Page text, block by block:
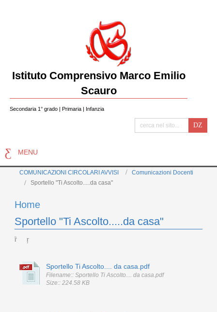
Istituto Comprensivo Marco Emilio
Scauro
Secondaria 1° grado | Primaria | Infanzia
MENU
COMUNICAZIONI CIRCOLARI AVVISI
Comunicazioni Docenti
Sportello "Ti Ascolto.....da casa"
Home
Sportello "Ti Ascolto.....da casa"
Sportello Ti Ascolto.... da casa.pdf
Filename:: Sportello Ti Ascolto.... da casa.pdf
Size:: 224.58 KB